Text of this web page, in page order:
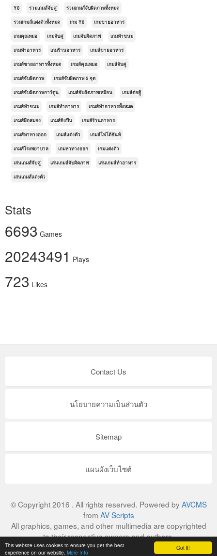
Got it!
This website uses cookies to ensure you get the best
experience on our website. More Info
Y8 รวมเกมส์จับคู่ รวมเกมส์จับผิดภาพทั้งหมด
รวมเกมส์แต่งตัวทั้งหมด เกม Y8 เกมขายอาหาร
เกมคุณหมอ เกมจับคู่ เกมจับผิดภาพ เกมทำขนม
เกมทำอาหาร เกมร้านอาหาร เกมส์ขายอาหาร
เกมส์ขายอาหารทั้งหมด เกมส์คุณหมอ เกมส์จับคู่
เกมส์จับผิดภาพ เกมส์จับผิดภาพ 5 จุด
เกมส์จับผิดภาพการ์ตูน เกมส์จับผิดภาพเหมือน เกมส์ต่อสู้
เกมส์ทำขนม เกมส์ทำอาหาร เกมส์ทำอาหารทั้งหมด
เกมส์ฝึกสมอง เกมส์ยิงปืน เกมส์ร้านอาหาร
เกมส์หาทางออก เกมส์แต่งตัว เกมส์โฟโต้ฮันท์
เกมส์โรงพยาบาล เกมหาทางออก เกมแต่งตัว
เล่นเกมส์จับคู่ เล่นเกมส์จับผิดภาพ เล่นเกมส์ทำอาหาร
เล่นเกมส์แต่งตัว
Stats
6693 Games
20243491 Plays
723 Likes
Contact Us
นโยบายความเป็นส่วนตัว
Sitemap
แผนผังเว็บไซต์
© Copyright 2016 . All rights reserved. Powered by AVCMS
from AV Scripts
All graphics, games, and other multimedia are copyrighted
to their respective owners and authors.